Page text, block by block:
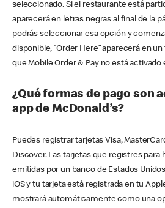
seleccionado. Si el restaurante está
aparecerá en letras negras al final de la
podrás seleccionar esa opción y
disponible, “Order Here” aparecerá en
que Mobile Order & Pay no está activado
¿Qué formas de pago son
app de McDonald’s?
Puedes registrar tarjetas Visa,
Discover. Las tarjetas que registres para
emitidas por un banco de Estados
iOS y tu tarjeta está registrada en tu
mostrará automáticamente como una